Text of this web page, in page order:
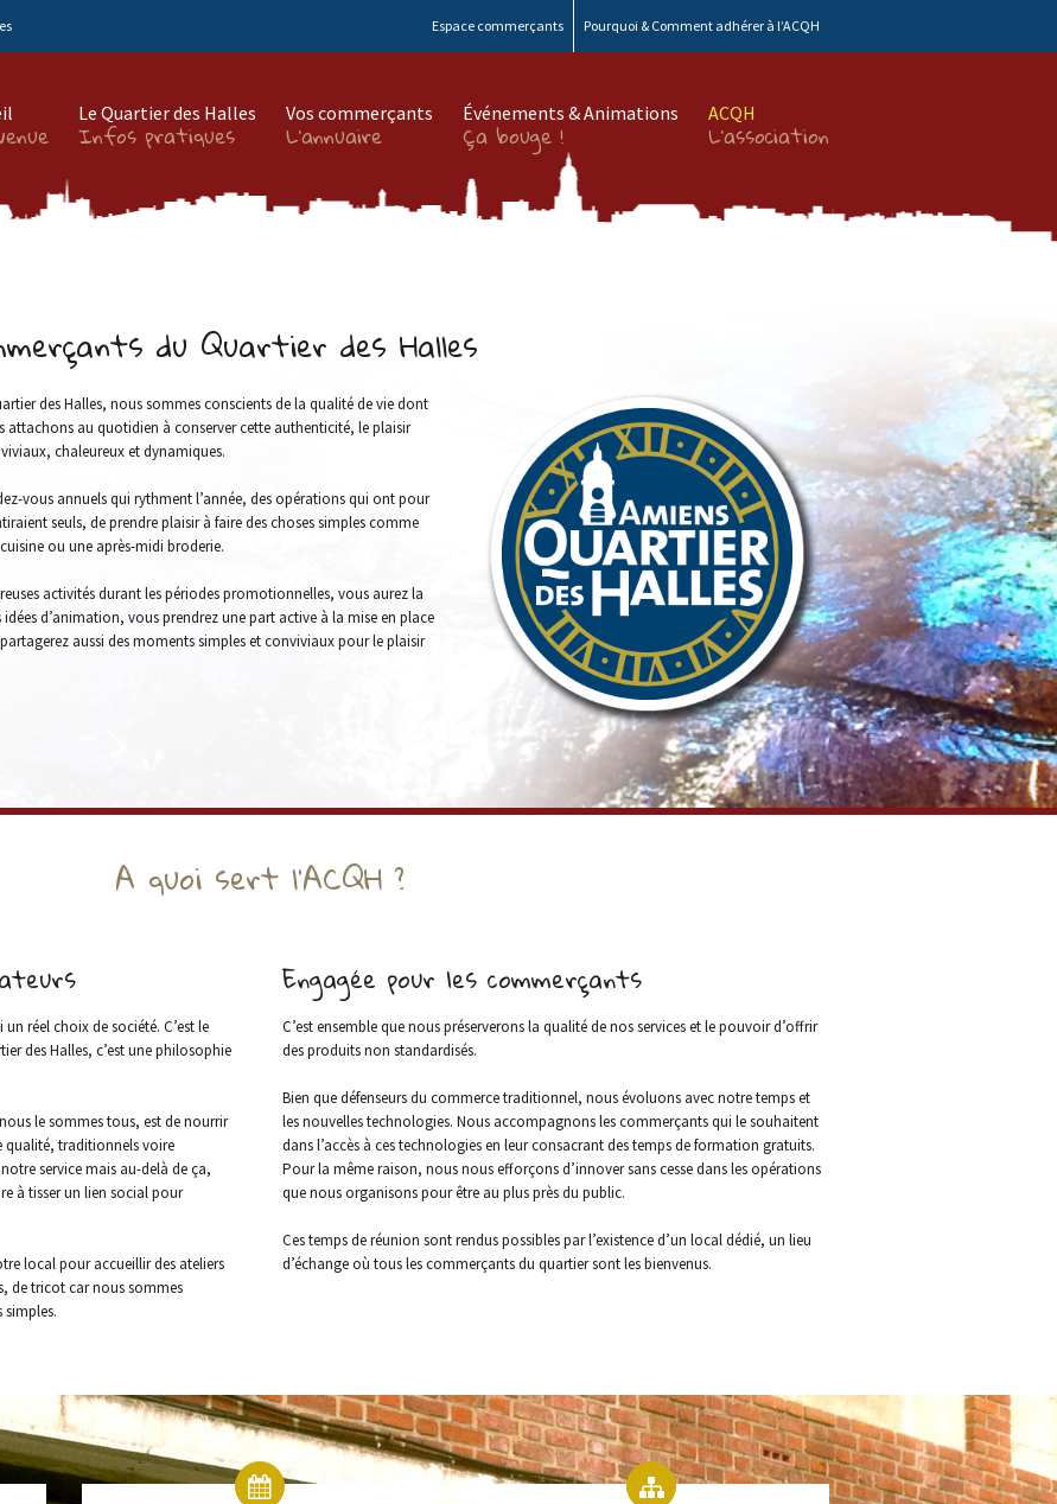
Espace commerçants Pourquoi & Comment adhérer à l’ACQH
Le Quartier des Halles
Infos pratiques
Vos commerçants
L’annuaire
Événements & Animations
Ça bouge !
ACQH
L’association
du Quartier des Halles
des Halles, nous sommes conscients de la qualité de vie dont
attachons au quotidien à conserver cette authenticité, le plaisir
chaleureux et dynamiques.
vous annuels qui rythment l’année, des opérations qui ont pour
seuls, de prendre plaisir à faire des choses simples comme
ou une après-midi broderie.
activités durant les périodes promotionnelles, vous aurez la
d’animation, vous prendrez une part active à la mise en place
aussi des moments simples et conviviaux pour le plaisir
A quoi sert l’ACQH ?
réel choix de société. C’est le
des Halles, c’est une philosophie
le sommes tous, est de nourrir
qualité, traditionnels voire
service mais au-delà de ça,
à tisser un lien social pour
local pour accueillir des ateliers
de tricot car nous sommes
Engagée pour les commerçants
C’est ensemble que nous préserverons la qualité de nos services et le pouvoir d’offrir
des produits non standardisés.
Bien que défenseurs du commerce traditionnel, nous évoluons avec notre temps et
les nouvelles technologies. Nous accompagnons les commerçants qui le souhaitent
dans l’accès à ces technologies en leur consacrant des temps de formation gratuits.
Pour la même raison, nous nous efforçons d’innover sans cesse dans les opérations
que nous organisons pour être au plus près du public.
Ces temps de réunion sont rendus possibles par l’existence d’un local dédié, un lieu
d’échange où tous les commerçants du quartier sont les bienvenus.